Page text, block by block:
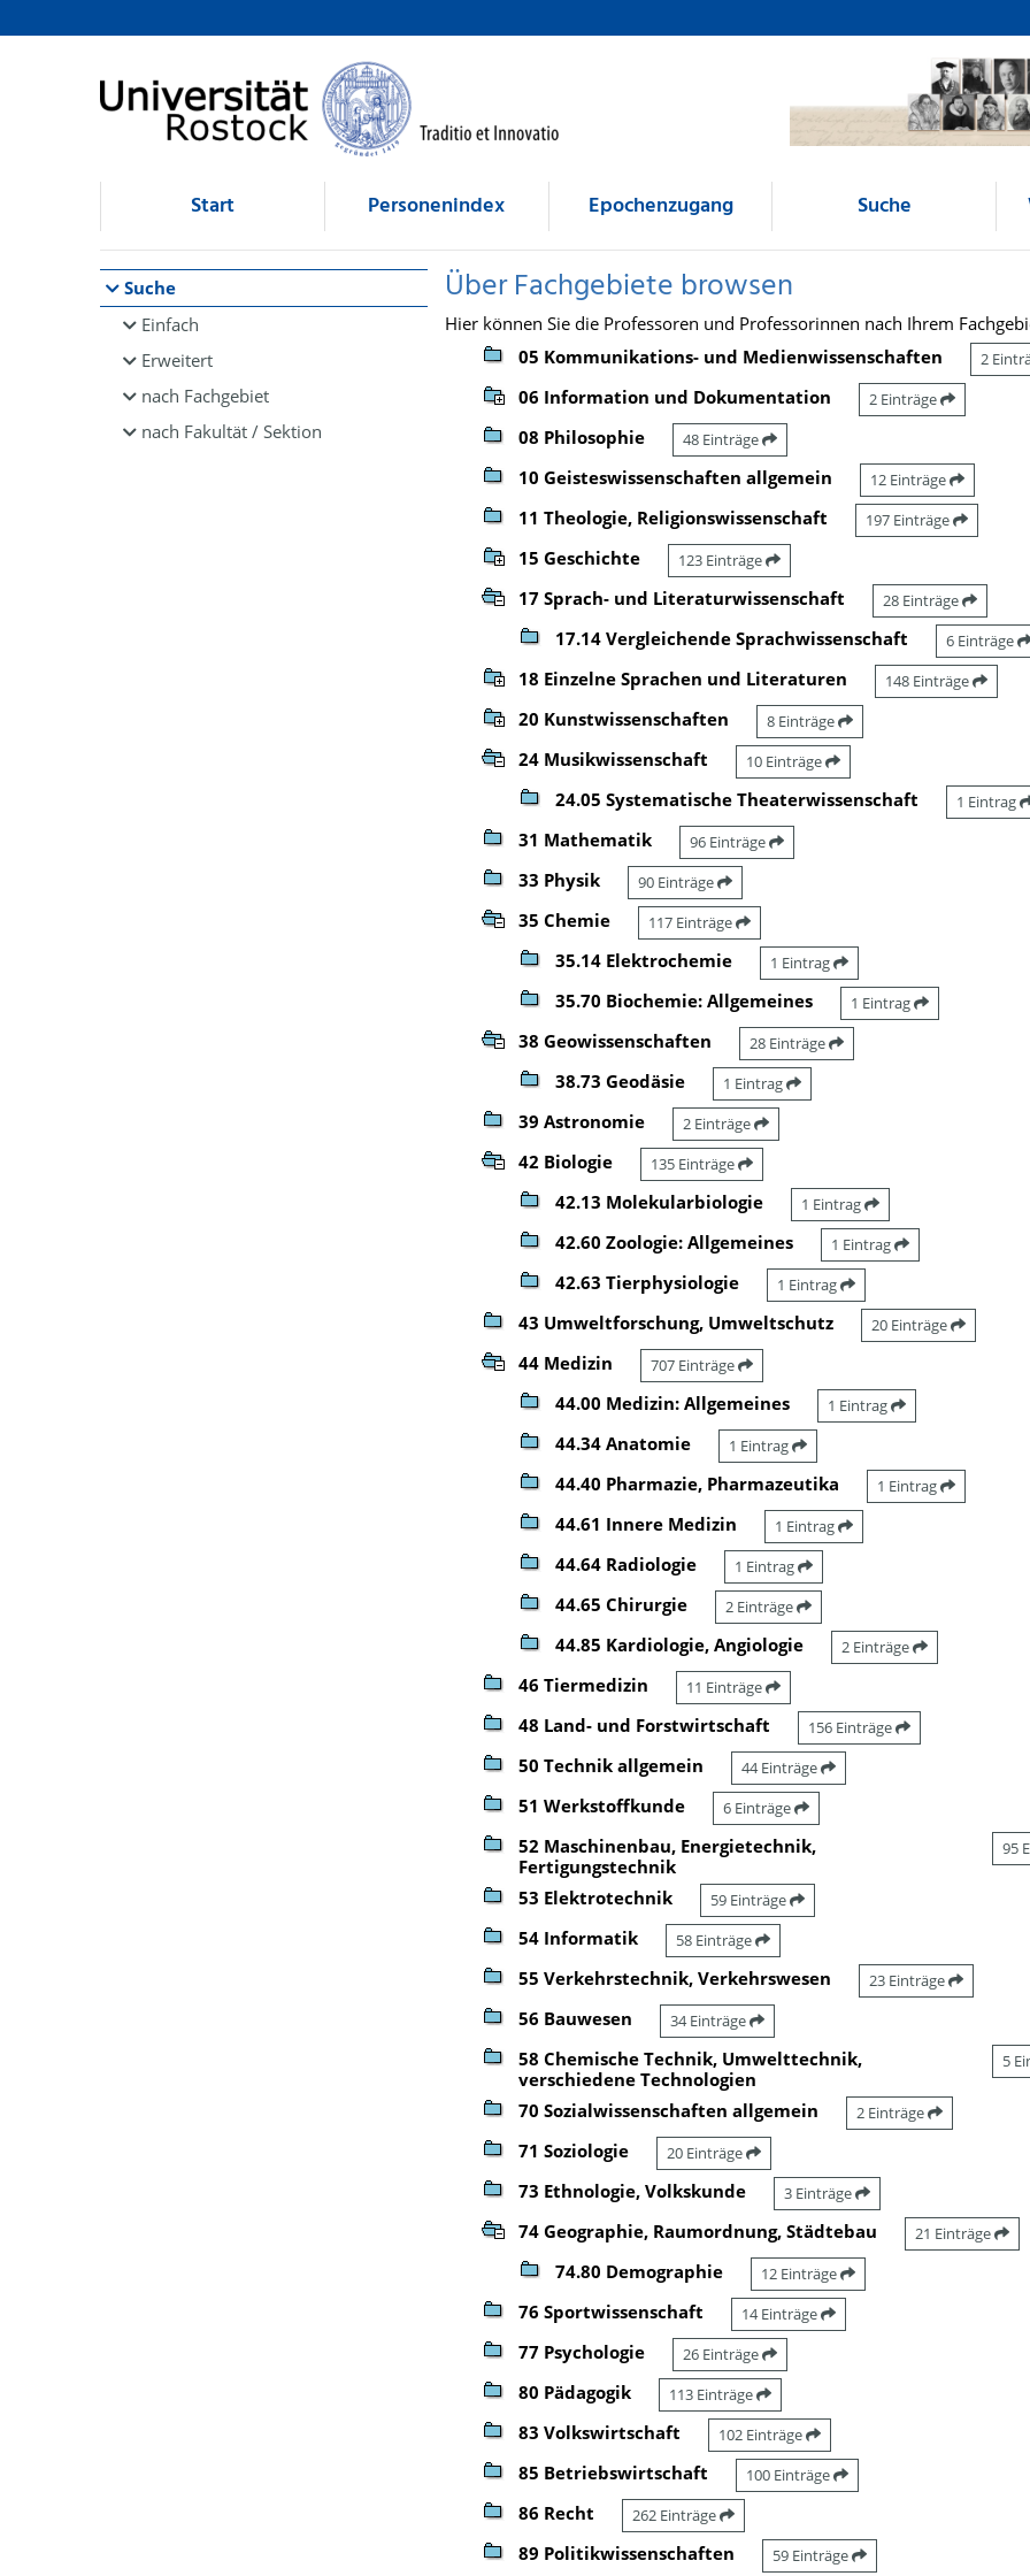
Browsen
direkt zum Inhalt
Start Personenindex Epochenzugang Suche
Suche
Einfach
Erweitert
nach Fachgebiet
nach Fakultät / Sektion
Über Fachgebiete browsen
Hier können Sie die Professoren und Professorinnen nach Ihrem
05 Kommunikations- und Medienwissenschaften
2
06 Information und Dokumentation 2 Einträge
08 Philosophie 48 Einträge
10 Geisteswissenschaften allgemein 12 Einträge
11 Theologie, Religionswissenschaft 197 Einträge
15 Geschichte 123 Einträge
17 Sprach- und Literaturwissenschaft 28 Einträge
17.14 Vergleichende Sprachwissenschaft 6 Einträge
18 Einzelne Sprachen und Literaturen 148 Einträge
20 Kunstwissenschaften 8 Einträge
24 Musikwissenschaft 10 Einträge
24.05 Systematische Theaterwissenschaft 1 Eintrag
31 Mathematik 96 Einträge
33 Physik 90 Einträge
35 Chemie 117 Einträge
35.14 Elektrochemie 1 Eintrag
35.70 Biochemie: Allgemeines 1 Eintrag
38 Geowissenschaften 28 Einträge
38.73 Geodäsie 1 Eintrag
39 Astronomie 2 Einträge
42 Biologie 135 Einträge
42.13 Molekularbiologie 1 Eintrag
42.60 Zoologie: Allgemeines 1 Eintrag
42.63 Tierphysiologie 1 Eintrag
43 Umweltforschung, Umweltschutz 20 Einträge
44 Medizin 707 Einträge
44.00 Medizin: Allgemeines 1 Eintrag
44.34 Anatomie 1 Eintrag
44.40 Pharmazie, Pharmazeutika 1 Eintrag
44.61 Innere Medizin 1 Eintrag
44.64 Radiologie 1 Eintrag
44.65 Chirurgie 2 Einträge
44.85 Kardiologie, Angiologie 2 Einträge
46 Tiermedizin 11 Einträge
48 Land- und Forstwirtschaft 156 Einträge
50 Technik allgemein 44 Einträge
51 Werkstoffkunde 6 Einträge
52 Maschinenbau, Energietechnik,
Fertigungstechnik
95
53 Elektrotechnik 59 Einträge
54 Informatik 58 Einträge
55 Verkehrstechnik, Verkehrswesen 23 Einträge
56 Bauwesen 34 Einträge
58 Chemische Technik, Umwelttechnik,
verschiedene Technologien
5
70 Sozialwissenschaften allgemein 2 Einträge
71 Soziologie 20 Einträge
73 Ethnologie, Volkskunde 3 Einträge
74 Geographie, Raumordnung, Städtebau 21 Einträge
74.80 Demographie 12 Einträge
76 Sportwissenschaft 14 Einträge
77 Psychologie 26 Einträge
80 Pädagogik 113 Einträge
83 Volkswirtschaft 102 Einträge
85 Betriebswirtschaft 100 Einträge
86 Recht 262 Einträge
89 Politikwissenschaften 59 Einträge